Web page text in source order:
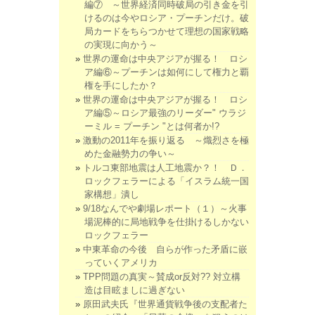
編⑦ ～世界経済同時破局の引き金を引
けるのは今やロシア・プーチンだけ。破
局カードをちらつかせて理想の国家戦略
の実現に向かう～
世界の運命は中央アジアが握る！ ロシ
ア編⑥～プーチンは如何にして権力と覇
権を手にしたか？
世界の運命は中央アジアが握る！ ロシ
ア編⑤～ロシア最強のリーダー" ウラジ
ーミル = プーチン "とは何者か!?
激動の2011年を振り返る ～熾烈さを極
めた金融勢力の争い～
トルコ東部地震は人工地震か？！ Ｄ．
ロックフェラーによる「イスラム統一国
家構想」潰し
9/18なんでや劇場レポート（１）～火事
場泥棒的に局地戦争を仕掛けるしかない
ロックフェラー
中東革命の今後 自らが作った矛盾に嵌
っていくアメリカ
TPP問題の真実～賛成or反対?? 対立構
造は目眩ましに過ぎない
原田武夫氏『世界通貨戦争後の支配者た